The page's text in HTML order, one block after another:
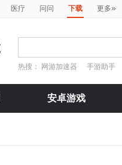
医疗 问问 下载 更多»
热搜： 网游加速器 手游助手
安卓游戏